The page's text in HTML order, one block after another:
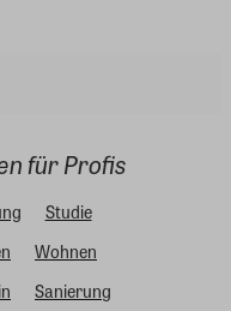
für Profis
Studie
Wohnen
Sanierung